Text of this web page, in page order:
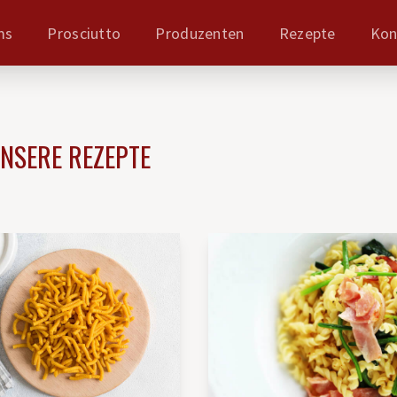
Prosciutto Produzenten Rezepte
REZEPTE